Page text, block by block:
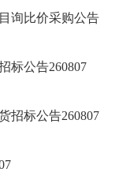
询比价采购公告
标公告260807
招标公告260807